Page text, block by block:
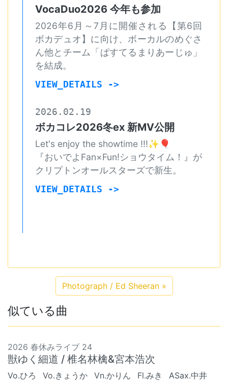
VocaDuo2026 今年も参加
2026年6月～7月に開催される【第6回
ボカデュオ】に向け、ボーカルのめぐさ
ん他とチーム「ぱすてるまりあーじゅ」
を結成。
VIEW_DETAILS ->
2026.02.19
ボカコレ2026冬ex 新MV公開
Let's enjoy the showtime !!!✨🎈
『おいでよFan×Fun!ショウタイム！』が
クリプトンオールスターズで新生。
VIEW_DETAILS ->
Photograph / Ed Sheeran »
似ている曲
2026 春休みライブ 24
獣ゆく細道 / 椎名林檎&宮本浩次
Vo.ひろ Vo.きょうか Vn.かりん Fl.みき
ASax.中井